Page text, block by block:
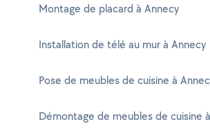
Montage de placard à Annecy
Installation de télé au mur à Annecy
Pose de meubles de cuisine à
Démontage de meubles de cuisine